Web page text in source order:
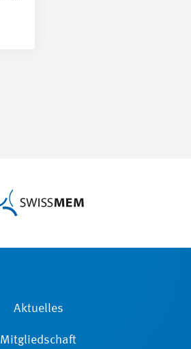
Aktuelles
Mitgliedschaft